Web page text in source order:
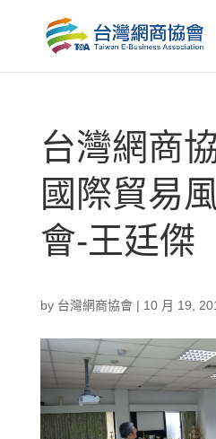
台灣網商
國際貿易
會-王廷傑
by 台灣網商協會| 10 月 19,